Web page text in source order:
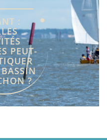
:
PEUT-
?